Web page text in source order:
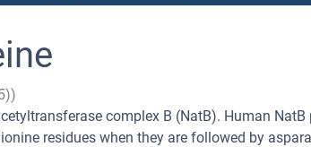
complex B (NatB). Human
residues when they are followed by